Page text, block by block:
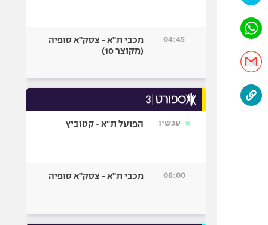
גיימינג E-Sports
04:45
מכבי ת"א - צסק"א סופיה
(מקוצר 10)
עכשיו הפועל ת"א - קטוביץ
06:00 מכבי ת"א - צסק"א סופיה